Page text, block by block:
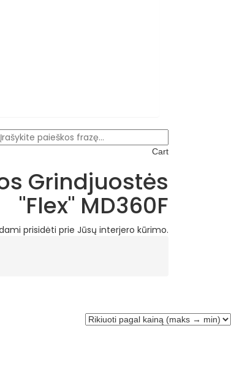
Cart
Grindjuostės
"Flex" MD360F
prisidėti prie Jūsų interjero kūrimo.